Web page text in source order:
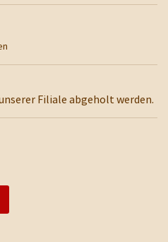
Filiale abgeholt werden.